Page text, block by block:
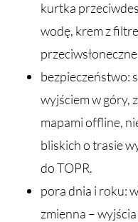
kurtka
wodę, krem z
bezpieczeństwo:
wyjściem w góry,
mapami offline,
bliskich o trasie
do TOPR.
pora dnia i roku:
zmienna –